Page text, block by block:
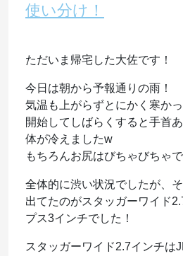
使い分け！
ただいま帰宅した大佐です！
今日は朝から予報通りの雨！
気温も上がらずとにかく寒かっ
開始してしばらくすると手首
体が冷えましたw
もちろんお尻はびちゃびちゃ
全体的に渋い状況でしたが、
出てたのがスタッガーワイド
プス3インチでした！
スタッガーワイド2.7インチは